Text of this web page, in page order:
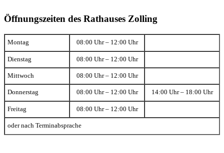
Öffnungszeiten des Rathauses Zolling
Montag 08:00 Uhr – 12:00 Uhr
Dienstag 08:00 Uhr – 12:00 Uhr
Mittwoch 08:00 Uhr – 12:00 Uhr
Donnerstag 08:00 Uhr – 12:00 Uhr 14:00 Uhr – 18:00 Uhr
Freitag 08:00 Uhr – 12:00 Uhr
oder nach Terminabsprache